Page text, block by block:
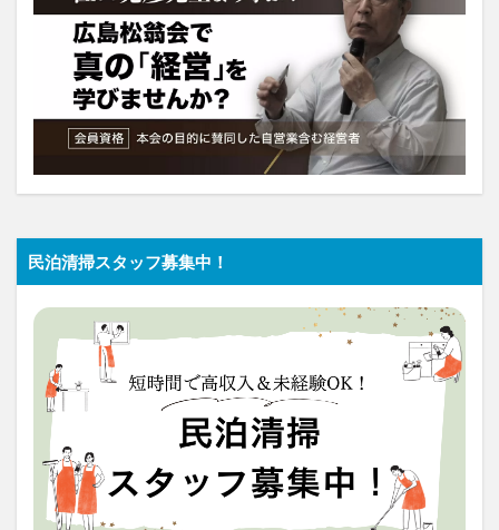
民泊清掃スタッフ募集中！